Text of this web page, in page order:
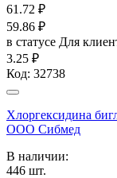
61.72 ₽
59.86 ₽
в статусе Для
3.25 ₽
Код: 32738
Хлоргексидина
ООО Сибмед
В наличии:
446 шт.